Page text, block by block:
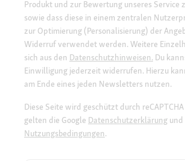
Produkt und zur Bewertung unseres Service
sowie dass diese in einem zentralen
zur Optimierung (Personalisierung) der
Widerruf verwendet werden. Weitere
sich aus den Datenschutzhinweisen. Du
Einwilligung jederzeit widerrufen. Hierzu
am Ende eines jeden Newsletters nutzen.
Diese Seite wird geschützt durch
gelten die Google Datenschutzerklärung und
Nutzungsbedingungen.